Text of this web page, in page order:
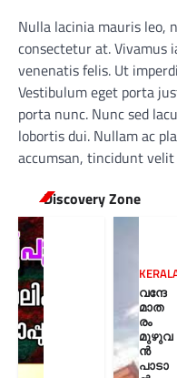
Nulla lacinia mauris leo,
consectetur at. Vivamus
venenatis felis. Ut
Vestibulum eget porta
porta nunc. Nunc sed
lobortis dui. Nullam ac
accumsan, tincidunt
Discovery Zone
വന്ദേ
മാത
രം
മുഴുവ
ൻ
പാടാ